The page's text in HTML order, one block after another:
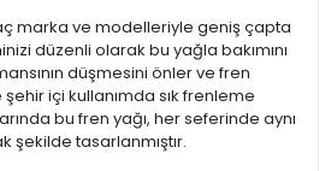
marka ve modelleriyle geniş çapta
düzenli olarak bu yağla bakımını
düşmesini önler ve fren
şehir içi kullanımda sık frenleme
bu fren yağı, her seferinde aynı
şekilde tasarlanmıştır.